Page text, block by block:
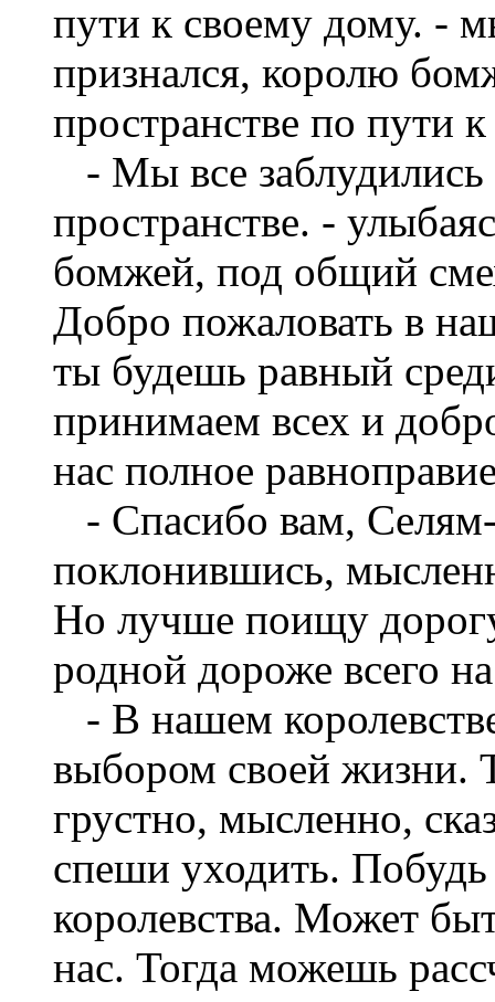
пути к своему дому. -
признался, королю
пространстве по пути
- Мы все заблудились
пространстве. -
бомжей, под общий
Добро пожаловать в
ты будешь равный
принимаем всех и
нас полное
- Спасибо вам,
поклонившись,
Но лучше поищу
родной дороже всего
- В нашем
выбором своей жизни.
грустно, мысленно,
спеши уходить. Побудь
королевства. Может
нас. Тогда можешь